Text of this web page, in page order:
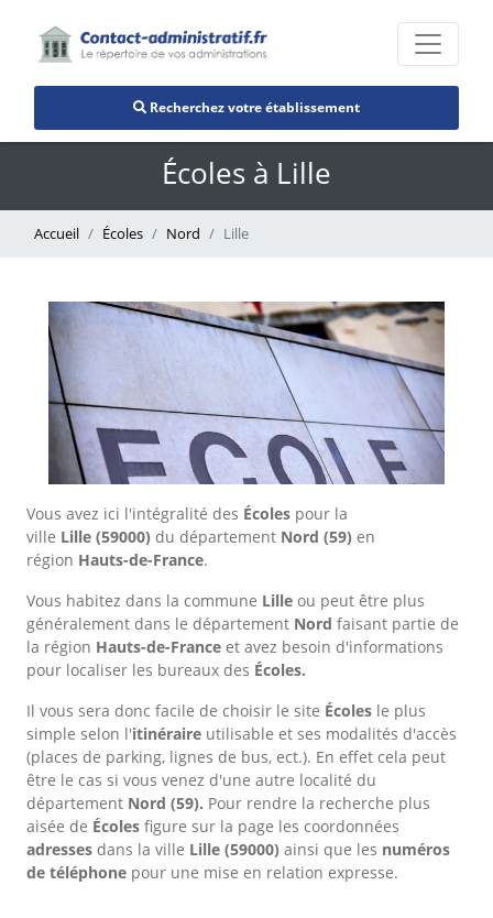
Recherchez votre établissement
Écoles à Lille
Accueil Écoles Nord Lille
Vous avez ici l'intégralité des Écoles pour la
ville Lille (59000) du département Nord (59) en
région Hauts-de-France.
Vous habitez dans la commune Lille ou peut être plus
généralement dans le département Nord faisant partie de
la région Hauts-de-France et avez besoin d'informations
pour localiser les bureaux des Écoles.
Il vous sera donc facile de choisir le site Écoles le plus
simple selon l'itinéraire utilisable et ses modalités d'accès
(places de parking, lignes de bus, ect.). En effet cela peut
être le cas si vous venez d'une autre localité du
département Nord (59). Pour rendre la recherche plus
aisée de Écoles figure sur la page les coordonnées
adresses dans la ville Lille (59000) ainsi que les numéros
de téléphone pour une mise en relation expresse.